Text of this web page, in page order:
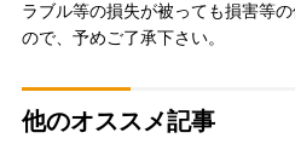
ラブル等の損失が被っても損害等
ので、予めご了承下さい。
他のオススメ記事